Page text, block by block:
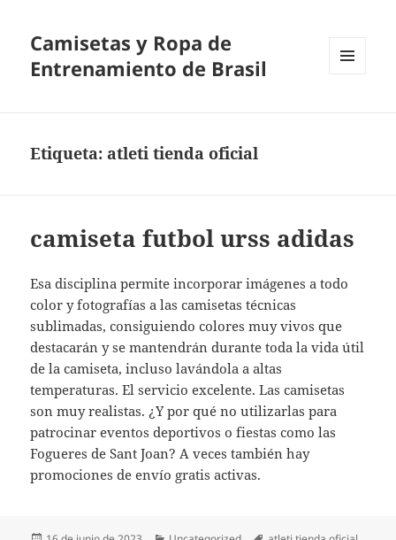
Camisetas y Ropa de
Entrenamiento de Brasil
Etiqueta: atleti tienda oficial
camiseta futbol urss adidas
Esa disciplina permite incorporar imágenes a todo
color y fotografías a las camisetas técnicas
sublimadas, consiguiendo colores muy vivos que
destacarán y se mantendrán durante toda la vida útil
de la camiseta, incluso lavándola a altas
temperaturas. El servicio excelente. Las camisetas
son muy realistas. ¿Y por qué no utilizarlas para
patrocinar eventos deportivos o fiestas como las
Fogueres de Sant Joan? A veces también hay
promociones de envío gratis activas.